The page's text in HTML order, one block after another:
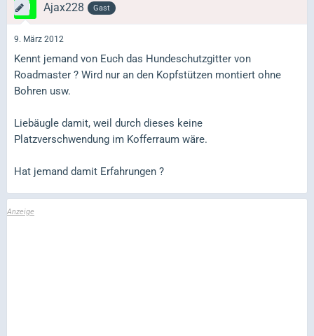
Ajax228 Gast
9. März 2012
Kennt jemand von Euch das Hundeschutzgitter von
Roadmaster ? Wird nur an den Kopfstützen montiert ohne
Bohren usw.
Liebäugle damit, weil durch dieses keine
Platzverschwendung im Kofferraum wäre.
Hat jemand damit Erfahrungen ?